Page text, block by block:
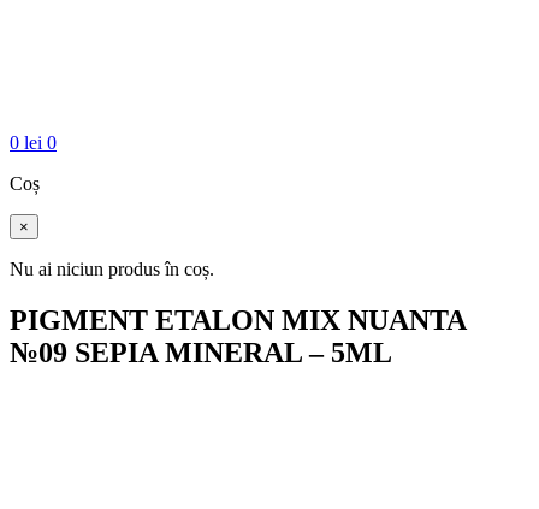
0 lei 0
Coș
×
Nu ai niciun produs în coș.
PIGMENT ETALON MIX NUANTA
№09 SEPIA MINERAL – 5ML